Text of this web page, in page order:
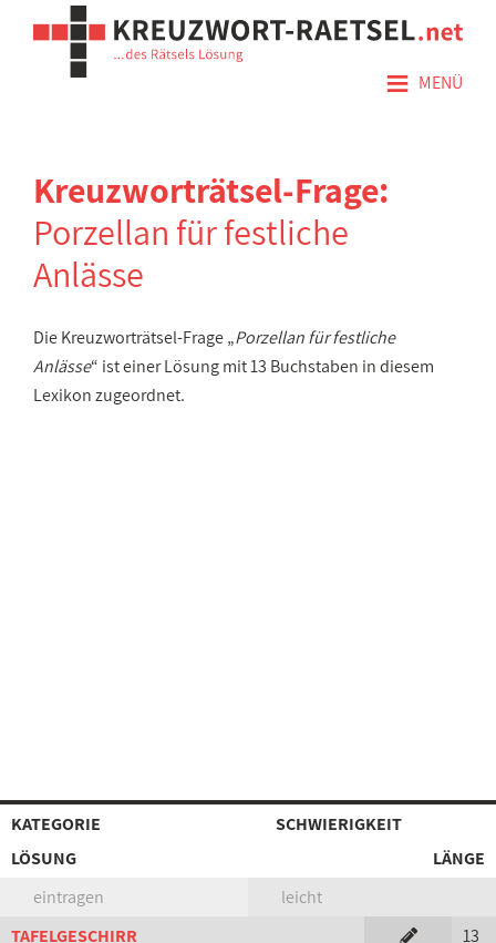
≡ MENÜ
Kreuzworträtsel-Frage:
Porzellan für festliche
Anlässe
Die Kreuzworträtsel-Frage „Porzellan für festliche
Anlässe“ ist einer Lösung mit 13 Buchstaben in diesem
Lexikon zugeordnet.
KATEGORIE
SCHWIERIGKEIT
LÖSUNG
LÄNGE
eintragen
leicht
TAFELGESCHIRR
13